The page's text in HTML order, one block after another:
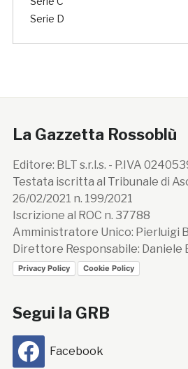
Serie D
La Gazzetta Rossoblù
Editore: BLT s.r.l.s. - P.IVA
Testata iscritta al Tribunale di
26/02/2021 n. 199/2021
Iscrizione al ROC n. 37788
Amministratore Unico: Pierluigi
Direttore Responsabile: Daniele
Privacy Policy Cookie Policy
Segui la GRB
Facebook